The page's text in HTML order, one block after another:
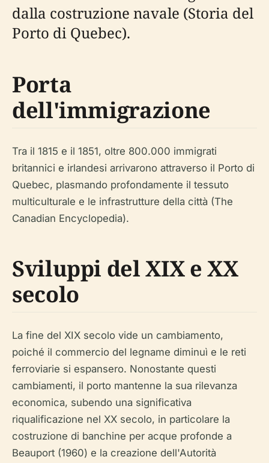
dalla costruzione navale (Storia del
Porto di Quebec).
Porta
dell'immigrazione
Tra il 1815 e il 1851, oltre 800.000 immigrati
britannici e irlandesi arrivarono attraverso il Porto di
Quebec, plasmando profondamente il tessuto
multiculturale e le infrastrutture della città (The
Canadian Encyclopedia).
Sviluppi del XIX e XX
secolo
La fine del XIX secolo vide un cambiamento,
poiché il commercio del legname diminuì e le reti
ferroviarie si espansero. Nonostante questi
cambiamenti, il porto mantenne la sua rilevanza
economica, subendo una significativa
riqualificazione nel XX secolo, in particolare la
costruzione di banchine per acque profonde a
Beauport (1960) e la creazione dell'Autorità